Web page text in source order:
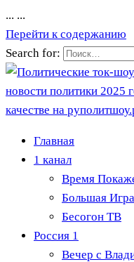
... ...
Перейти к содержанию
Search for:
Главная
1 канал
Время
Большая Игра
Бесогон ТВ
Россия 1
Вечер с